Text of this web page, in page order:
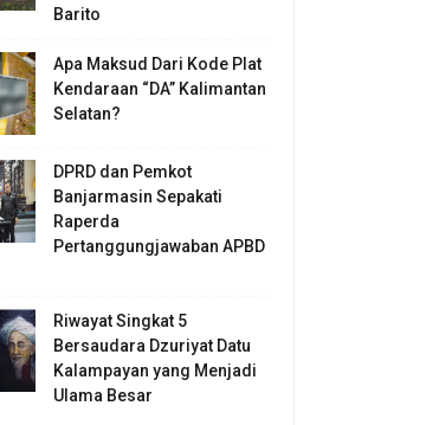
Barito
Apa Maksud Dari Kode Plat
Kendaraan “DA” Kalimantan
Selatan?
DPRD dan Pemkot
Banjarmasin Sepakati
Raperda
Pertanggungjawaban APBD
Riwayat Singkat 5
Bersaudara Dzuriyat Datu
Kalampayan yang Menjadi
Ulama Besar